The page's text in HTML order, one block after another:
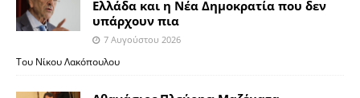
Ελλάδα και η Νέα Δημοκρατία που δεν
υπάρχουν πια
7 Αυγούστου 2026
Του Νίκου Λακόπουλου